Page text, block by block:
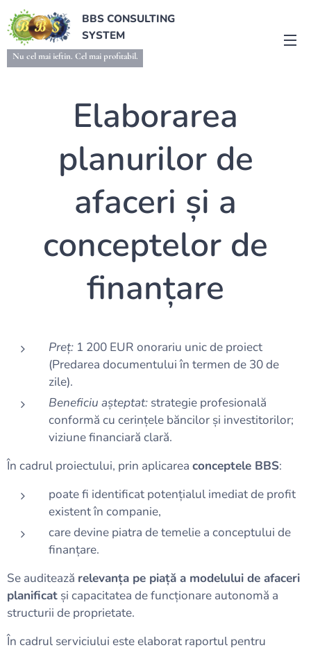
BBS CONSULTING
SYSTEM
Nu cel mai ieftin. Cel mai profitabil.
Elaborarea
planurilor de
afaceri și a
conceptelor de
finanțare
Preț: 1 200 EUR onorariu unic de proiect
(Predarea documentului în termen de 30 de
zile).
Beneficiu așteptat: strategie profesională
conformă cu cerințele băncilor și investitorilor;
viziune financiară clară.
În cadrul proiectului, prin aplicarea conceptele BBS:
poate fi identificat potențialul imediat de profit
existent în companie,
care devine piatra de temelie a conceptului de
finanțare.
Se auditează relevanța pe piață a modelului de afaceri
planificat și capacitatea de funcționare autonomă a
structurii de proprietate.
În cadrul serviciului este elaborat raportul pentru